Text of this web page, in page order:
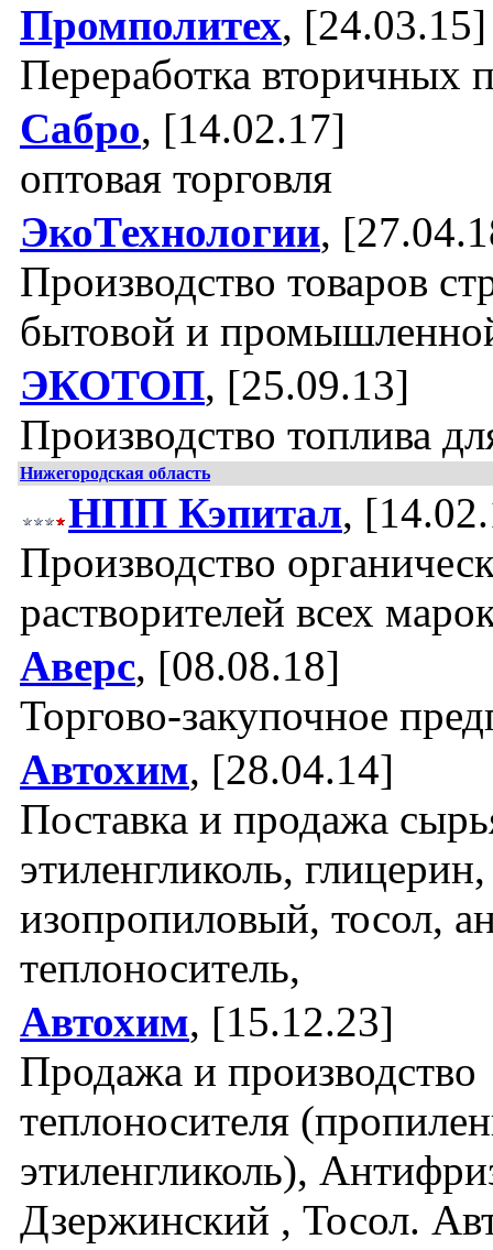
Промполитех, [24.03.15]
Переработка вторичных
Сабро, [14.02.17]
оптовая торговля
ЭкоТехнологии,
Производство товаров
бытовой и
ЭКОТОП, [25.09.13]
Производство топлива
Нижегородская область
НПП Кэпитал,
Производство
растворителей всех
Аверс, [08.08.18]
Торгово-закупочное
Автохим, [28.04.14]
Поставка и продажа
этиленгликоль,
изопропиловый, тосол,
теплоноситель,
Автохим, [15.12.23]
Продажа и производство
теплоносителя
этиленгликоль),
Дзержинский , Тосол.